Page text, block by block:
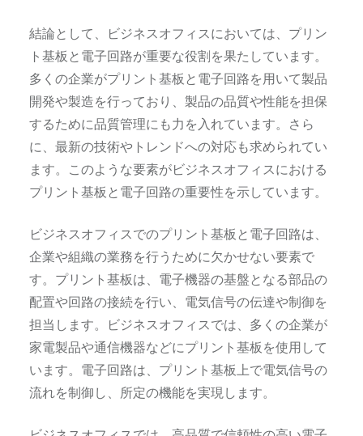
結論として、ビジネスオフィスにおいては、プリン
ト基板と電子回路が重要な役割を果たしています。
多くの企業がプリント基板と電子回路を用いて製品
開発や製造を行っており、製品の品質や性能を担保
するために品質管理にも力を入れています。さら
に、最新の技術やトレンドへの対応も求められてい
ます。このような要素がビジネスオフィスにおける
プリント基板と電子回路の重要性を示しています。
ビジネスオフィスでのプリント基板と電子回路は、
企業や組織の業務を行うために欠かせない要素で
す。プリント基板は、電子機器の基盤となる部品の
配置や回路の接続を行い、電気信号の伝達や制御を
担当します。ビジネスオフィスでは、多くの企業が
家電製品や通信機器などにプリント基板を使用して
います。電子回路は、プリント基板上で電気信号の
流れを制御し、所定の機能を実現します。